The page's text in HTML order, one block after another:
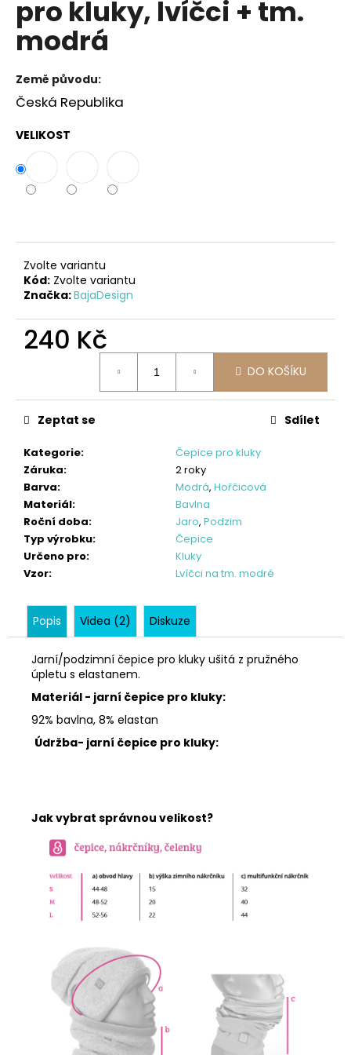
pro kluky, lvíčci + tm.
modrá
Země původu:
Česká Republika
VELIKOST
Zvolte variantu
Kód: Zvolte variantu
Značka:BajaDesign
240 Kč
DO KOŠÍKU
Kategorie:
Čepice pro kluky
Záruka:
2 roky
Barva: Modrá, Hořčicová
Materiál:
Bavlna
Roční doba: Jaro, Podzim
Typ výrobku:
Čepice
Určeno pro:
Kluky
Vzor: Lvíčci na tm. modré
Zeptat se Sdílet
Popis Videa (2) Diskuze
Jarní/podzimní čepice pro kluky ušitá z pružného
úpletu s elastanem.
Materiál - jarní čepice pro kluky:
92% bavlna, 8% elastan
Údržba- jarní čepice pro kluky:
Jak vybrat správnou velikost?
a
j
t
?
o
p
o
r
u
e
m
ZIMNÍ
DÍVČÍ
SOFTSHELLOVÝ
KABÁT
BERÁNKEM,
ČERNÝ
PRUHY
1
550
Kč